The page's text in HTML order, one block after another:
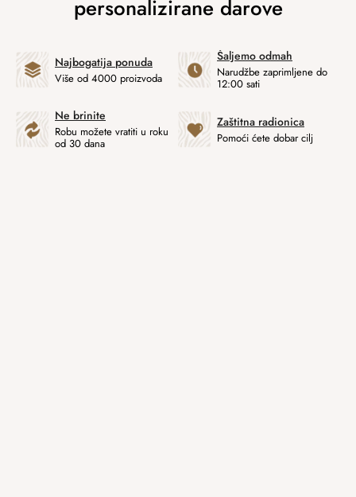
Najbogatija ponuda
Više od 4000 proizvoda
Šaljemo odmah
Narudžbe zaprimljene do
12:00 sati
Ne brinite
Robu možete vratiti u roku
od 30 dana
Zaštitna radionica
Pomoći ćete dobar cilj